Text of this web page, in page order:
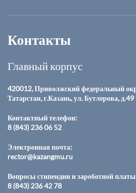
Контакты
Главный корпус
420012, Приволжский федеральный
Татарстан, г.Казань, ул. Бутлерова, д.49
Контактный телефон:
8 (843) 236 06 52
Электронная почта:
rector@kazangmu.ru
Вопросы стипендии и зароботной
8 (843) 236 42 78